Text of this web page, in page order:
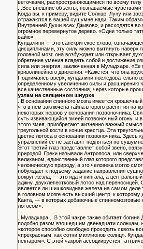
веточками, распространяющимися по всему телу
...Все внешние объекты, познаваемые
Когда вы, к примеру, видите Солнце, Луну или
отражаются в вашей сушумне нади. Таким
Внутренней Души всех Дживов», и расходятся
огромное перевернутое дерево. «Одни только
вайю»
Кундалини — это санскритское слово,
дисциплинами, эту силу можно вытянуть наверх
головной мозг, она возбуждает или открывает
обретение умения владеть собой и достижение
сила или энергия, заключенная в Муладхаре. «Ее
криволинейного движения. «Кажется, что она
Поднимаясь вверх, кундалини последовательно
определенному увеличению силы и расширению
все качественные состояния, через которые
узлам на священном шнурке.
..В основании спинного мозга имеется
что в нем заключена тайна второго распятия на
некоторых нервов у основания позвоночника.
суть извивающийся змеей позвоночный огонь, и
этого змея, приобретают жизненно важный
треугольной кости в конце крестца. Эта
цветке лотоса в основании позвоночника.
упражнений ее не заставят подняться по
Этот третий глаз представляет собой звено,
природой. Греки называли Антропоса, или
великаном, единственный глаз которого
человеческую природу, а эго человека могло
побуждает к подъему задание направления
вокруг жезла, — это ида и пингала, а
аджну, двухлепестковый лотос над переносицей.
является ли шишковидная железа на самом деле
в головном мозге есть высший центр, к
Канта, — в которых добавочные спинномозговые
лотосом».
..Муладхара .. В этой чакре также обитает
подобно разом взошедшим двенадцати солнцам,
«которое способно свободно проходить сквозь
«прекрасным, как сотни миллионов солнц».
нектаром». С этой чакрой ассоциируется